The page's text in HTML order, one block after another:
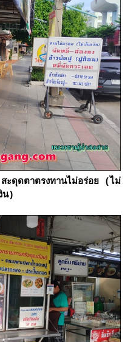
ะดุดตาตรงทานไม่อร่อย (ไม่
น)